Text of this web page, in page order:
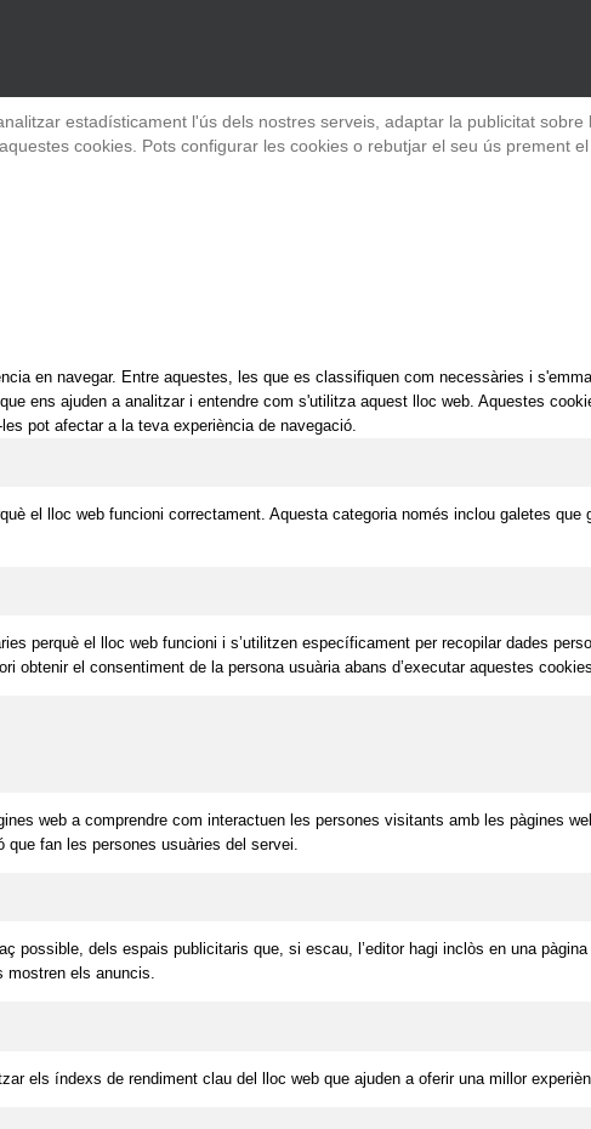
estadísticament l'ús dels nostres serveis, adaptar la publicitat
aquestes cookies. Pots configurar les cookies o rebutjar el seu ús
en navegar. Entre aquestes, les que es classifiquen com necessàries i
ens ajuden a analitzar i entendre com s'utilitza aquest lloc web. Aquestes
pot afectar a la teva experiència de navegació.
el lloc web funcioni correctament. Aquesta categoria només inclou galetes
perquè el lloc web funcioni i s’utilitzen específicament per recopilar dades
obtenir el consentiment de la persona usuària abans d’executar aquestes
web a comprendre com interactuen les persones visitants amb les pàgines
fan les persones usuàries del servei.
possible, dels espais publicitaris que, si escau, l’editor hagi inclòs en una
mostren els anuncis.
els índexs de rendiment clau del lloc web que ajuden a oferir una millor